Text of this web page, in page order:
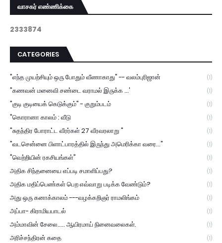
வாசகர் எண்ணிக்கை
2333874
CATEGORIES
"எந்த முயற்சியும் ஒரு போதும் வீணாகாது" -- வலம்புரிஜான் (1)
"கணவன் மனைவி சண்டை வராமல் இருக்க ...' (1)
"குடி குடியைக் கெடுக்கும்" - குறும்படம் (1)
"கொரானா காலம் : வீடு (1)
"சுதந்திர போராட்ட வீரர்கள் 27 வீரவரலாறு " (1)
"வடசென்னை பிளாட்பாரத்தில் இருந்து அமெரிக்கா வரை..." (1)
"வெற்றியின் ரகசியங்கள்" (1)
அதிக சிந்தனையை எப்படி சமாளிப்பது? (1)
அதிக மதிப்பெண்கள் பெற எவ்வாறு படிக்க வேண்டும்? (1)
அது ஒரு கனாக்காலம் ---வழக்கறிஞர் ராமலிங்கம் (1)
அப்பா- கிராமியபாடல் (1)
அம்மாவின் சேலை..... ஆயிரமாய் நினைவலைகள். (1)
அரிச்சந்திரன் கதை (1)